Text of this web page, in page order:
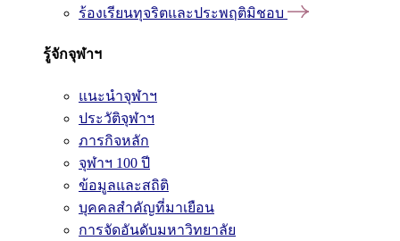
ร้องเรียนทุจริตและประพฤติมิชอบ
รู้จักจุฬาฯ
แนะนำจุฬาฯ
ประวัติจุฬาฯ
ภารกิจหลัก
จุฬาฯ 100 ปี
ข้อมูลและสถิติ
บุคคลสำคัญที่มาเยือน
การจัดอันดับมหาวิทยาลัย